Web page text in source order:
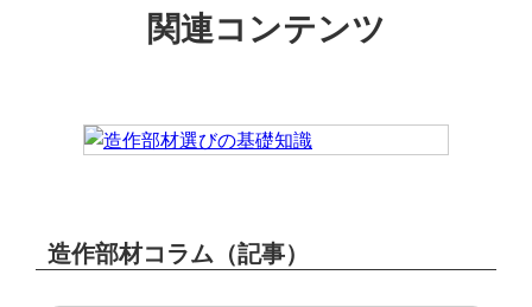
関連コンテンツ
造作部材コラム（記事）